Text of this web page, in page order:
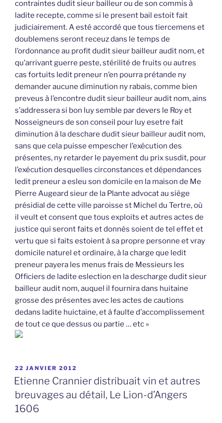
contraintes dudit sieur bailleur ou de son commis à
ladite recepte, comme si le present bail estoit fait
judiciairement. A esté accordé que tous tiercemens et
doublemens seront receuz dans le temps de
l’ordonnance au profit dudit sieur bailleur audit nom, et
qu’arrivant guerre peste, stérilité de fruits ou autres
cas fortuits ledit preneur n’en pourra prétande ny
demander aucune diminution ny rabais, comme bien
preveus à l’encontre dudit sieur bailleur audit nom, ains
s’addressera si bon luy semble par devers le Roy et
Nosseigneurs de son conseil pour luy esetre fait
diminution à la deschare dudit sieur bailleur audit nom,
sans que cela puisse empescher l’exécution des
présentes, ny retarder le payement du prix susdit, pour
l’exécution desquelles circonstances et dépendances
ledit preneur a esleu son domicile en la maison de Me
Pierre Augeard sieur de la Plante advocat au siège
présidial de cette ville paroisse st Michel du Tertre, où
il veult et consent que tous exploits et autres actes de
justice qui seront faits et donnés soient de tel effet et
vertu que si faits estoient à sa propre personne et vray
domicile naturel et ordinaire, à la charge que ledit
preneur payera les menus frais de Messieurs les
Officiers de ladite eslection en la descharge dudit sieur
bailleur audit nom, auquel il fournira dans huitaine
grosse des présentes avec les actes de cautions
dedans ladite huictaine, et à faulte d’accomplissement
de tout ce que dessus ou partie … etc »
PUBLIÉ
LE
22 JANVIER 2012
Etienne Crannier distribuait vin et autres
breuvages au détail, Le Lion-d’Angers
1606